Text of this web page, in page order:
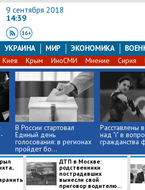
9 сентября 2018
14:39
УКРАИНА МИР ЭКОНОМИКА
Киев Крым ИноСМИ Мнение Сирия
В России стартовал
Единый день
голосования: в регионах
пройдет бо...
Расставлены
над "і" в
гражданства
ДТП в Москве:
родственники
пострадавших
вынесли свой
приговор водителю...